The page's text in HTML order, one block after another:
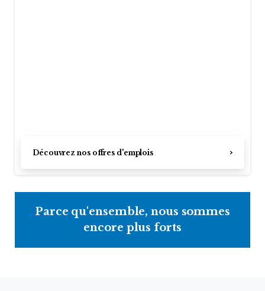
Découvrez nos offres d'emplois
Parce qu'ensemble, nous sommes
encore plus forts